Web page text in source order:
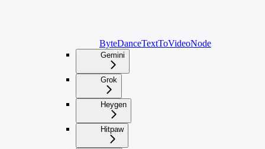
ByteDanceTextToVideoNode
Gemini
Grok
Heygen
Hitpaw